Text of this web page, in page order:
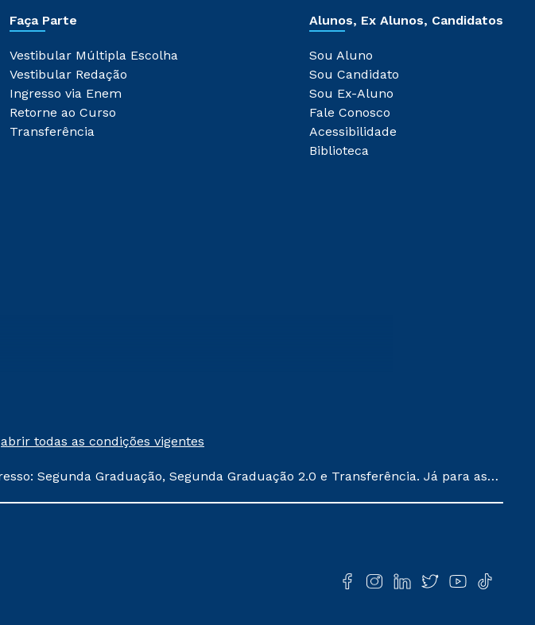
Faça Parte
Vestibular Múltipla Escolha
Vestibular Redação
Ingresso via Enem
Retorne ao Curso
Transferência
Alunos, Ex Alunos, Candidatos
Sou Aluno
Sou Candidato
Sou Ex-Aluno
Fale Conosco
Acessibilidade
Biblioteca
abrir todas as condições vigentes
Segunda Graduação, Segunda Graduação 2.0 e Transferência. Já para as
períodos de rematrícula conforme exposto no contrato de prestação de